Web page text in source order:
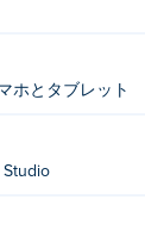
ホとタブレット
Studio